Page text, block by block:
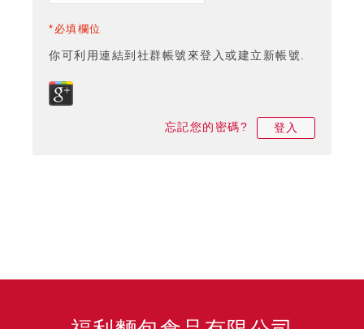
*必填欄位
你可利用連結到社群帳號來登入或建立新帳號.
忘記您的密碼? 登入